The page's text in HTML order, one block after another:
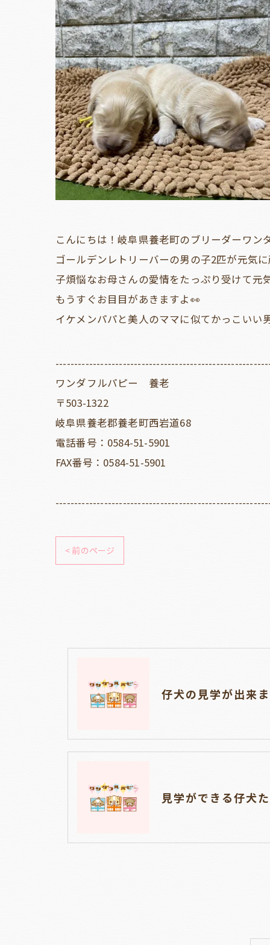
こんにちは！岐阜県養老町のブリーダーワン
ゴールデンレトリーバーの男の子2匹が元気
子煩悩なお母さんの愛情をたっぷり受けて元
もうすぐお目目があきますよ👀
イケメンパパと美人のママに似てかっこい
ワンダフルパピー 養老
〒503-1322
岐阜県養老郡養老町西岩道68
電話番号：0584-51-5901
FAX番号：0584-51-5901
< 前のページ